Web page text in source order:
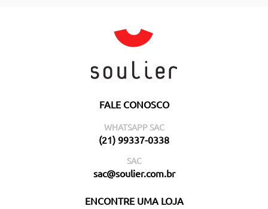
FALE CONOSCO
WHATSAPP SAC
(21) 99337-0338
SAC
sac@soulier.com.br
ENCONTRE UMA LOJA